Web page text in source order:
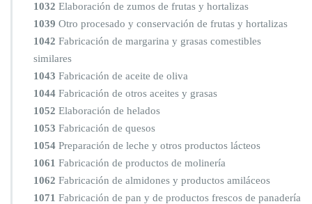
1032 Elaboración de zumos de frutas y hortalizas
1039 Otro procesado y conservación de frutas y hortalizas
1042 Fabricación de margarina y grasas comestibles
similares
1043 Fabricación de aceite de oliva
1044 Fabricación de otros aceites y grasas
1052 Elaboración de helados
1053 Fabricación de quesos
1054 Preparación de leche y otros productos lácteos
1061 Fabricación de productos de molinería
1062 Fabricación de almidones y productos amiláceos
1071 Fabricación de pan y de productos frescos de panadería